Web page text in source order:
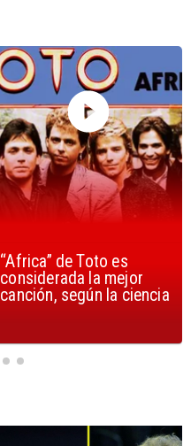
“Africa” de Toto es
considerada la mejor
canción, según la ciencia